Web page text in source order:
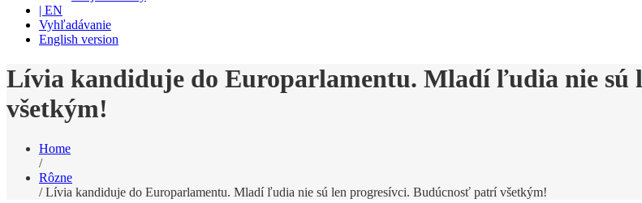
| EN
Vyhľadávanie
English version
Lívia kandiduje do Europarlamentu. Mladí ľudia nie sú
všetkým!
Home
/
Rôzne
/ Lívia kandiduje do Europarlamentu. Mladí ľudia nie sú len progresívci. Budúcnosť patrí všetkým!